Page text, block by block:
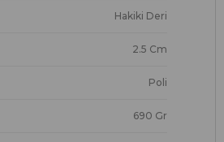
Hakiki Deri
2.5 Cm
Poli
690 Gr